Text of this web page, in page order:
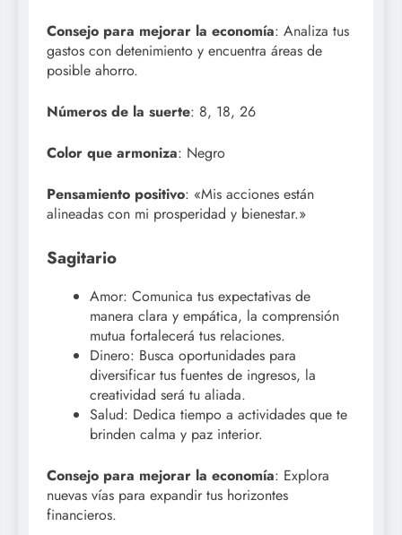
Consejo para mejorar la economía: Analiza tus
gastos con detenimiento y encuentra áreas de
posible ahorro.
Números de la suerte: 8, 18, 26
Color que armoniza: Negro
Pensamiento positivo: «Mis acciones están
alineadas con mi prosperidad y bienestar.»
Sagitario
Amor: Comunica tus expectativas de
manera clara y empática, la comprensión
mutua fortalecerá tus relaciones.
Dinero: Busca oportunidades para
diversificar tus fuentes de ingresos, la
creatividad será tu aliada.
Salud: Dedica tiempo a actividades que te
brinden calma y paz interior.
Consejo para mejorar la economía: Explora
nuevas vías para expandir tus horizontes
financieros.